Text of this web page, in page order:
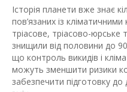
Історія планети вже знає
пов’язаних із
тріасове, тріасово-юрське
знищили від половини до
що контроль викидів і
можуть зменшити ризики
забезпечити підготовку